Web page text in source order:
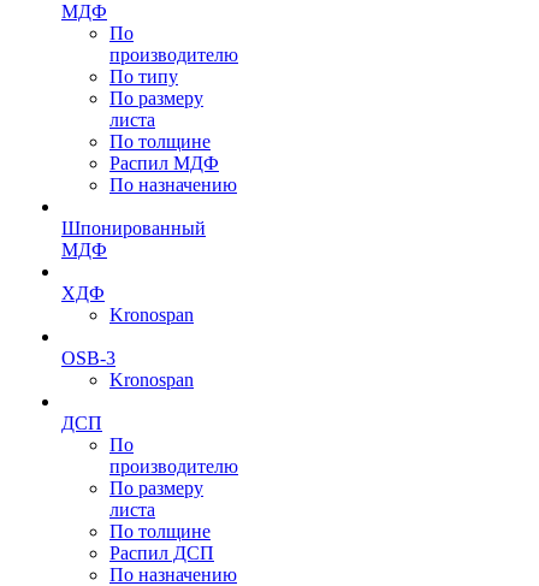
МДФ
По
производителю
По типу
По размеру
листа
По толщине
Распил МДФ
По назначению
Шпонированный
МДФ
ХДФ
Kronospan
OSB-3
Kronospan
ДСП
По
производителю
По размеру
листа
По толщине
Распил ДСП
По назначению